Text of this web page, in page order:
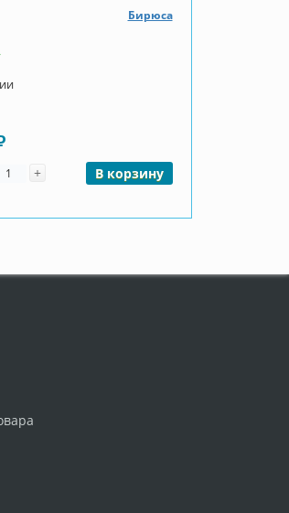
Бирюса
+ В корзину